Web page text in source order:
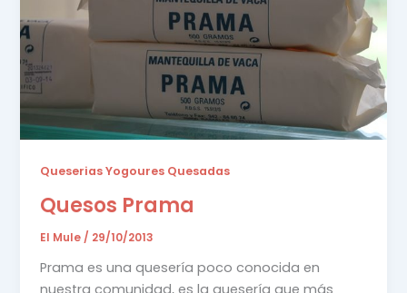
Queserias Yogoures Quesadas
Quesos Prama
El Mule/ 29/10/2013
Prama es una quesería poco conocida en